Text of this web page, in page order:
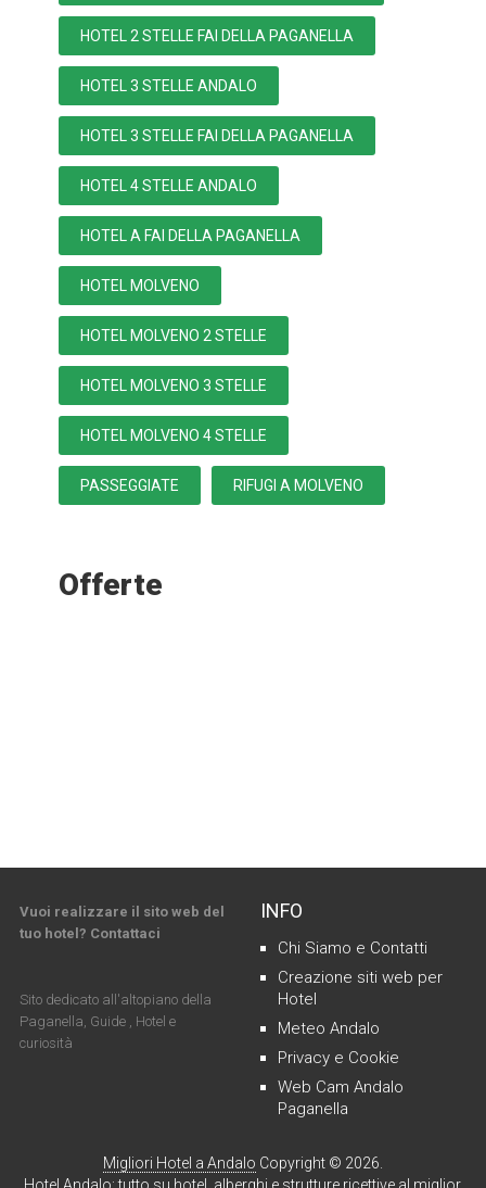
HOTEL 2 STELLE FAI DELLA PAGANELLA
HOTEL 3 STELLE ANDALO
HOTEL 3 STELLE FAI DELLA PAGANELLA
HOTEL 4 STELLE ANDALO
HOTEL A FAI DELLA PAGANELLA
HOTEL MOLVENO
HOTEL MOLVENO 2 STELLE
HOTEL MOLVENO 3 STELLE
HOTEL MOLVENO 4 STELLE
PASSEGGIATE RIFUGI A MOLVENO
Offerte
Vuoi realizzare il sito web del
tuo hotel? Contattaci
Sito dedicato all'altopiano della
Paganella, Guide , Hotel e
curiosità
INFO
Chi Siamo e Contatti
Creazione siti web per
Hotel
Meteo Andalo
Privacy e Cookie
Web Cam Andalo
Paganella
Migliori Hotel a Andalo Copyright © 2026.
Hotel Andalo: tutto su hotel, alberghi e strutture ricettive al miglior